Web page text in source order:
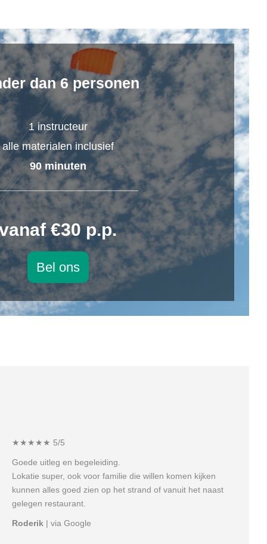
dan 6 personen
1 instructeur
alle materialen inclusief
90 minuten
€30 p.p.
Bel ons
★★★★★ 5/5
Goede uitleg en begeleiding.
Lokatie super, ook voor familie die willen komen kijken
kunnen alles goed zien op het strand of vanuit het naast
gelegen restaurant.
Roderik | via Google